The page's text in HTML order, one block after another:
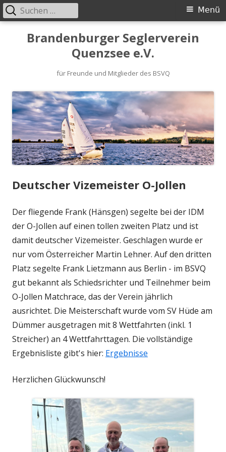
Brandenburger Seglerverein
Quenzsee e.V.
für Freunde und Mitglieder des BSVQ
Primäres
Menü
Menü
Suchen
nach:
Deutscher Vizemeister O-Jollen
Der fliegende Frank (Hänsgen) segelte bei der IDM
der O-Jollen auf einen tollen zweiten Platz und ist
damit deutscher Vizemeister. Geschlagen wurde er
nur vom Österreicher Martin Lehner. Auf den dritten
Platz segelte Frank Lietzmann aus Berlin - im BSVQ
gut bekannt als Schiedsrichter und Teilnehmer beim
O-Jollen Matchrace, das der Verein jährlich
ausrichtet. Die Meisterschaft wurde vom SV Hüde am
Dümmer ausgetragen mit 8 Wettfahrten (inkl. 1
Streicher) an 4 Wettfahrttagen. Die vollständige
Ergebnisliste gibt's hier: Ergebnisse
Herzlichen Glückwunsch!